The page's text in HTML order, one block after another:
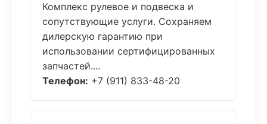
Комплекс рулевое и подвеска и
сопутствующие услуги. Сохраняем
дилерскую гарантию при
использовании сертифицированных
запчастей....
Телефон: +7 (911) 833-48-20